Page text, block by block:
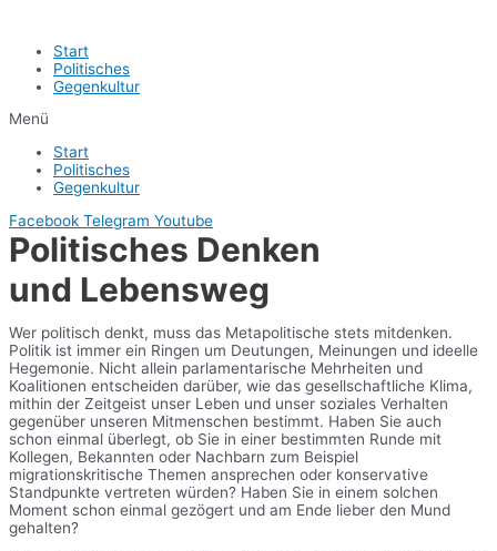
Start
Politisches
Gegenkultur
Menü
Start
Politisches
Gegenkultur
Facebook Telegram Youtube
Politisches Denken
und Lebensweg
Wer politisch denkt, muss das Metapolitische stets mitdenken.
Politik ist immer ein Ringen um Deutungen, Meinungen und ideelle
Hegemonie. Nicht allein parlamentarische Mehrheiten und
Koalitionen entscheiden darüber, wie das gesellschaftliche Klima,
mithin der Zeitgeist unser Leben und unser soziales Verhalten
gegenüber unseren Mitmenschen bestimmt. Haben Sie auch
schon einmal überlegt, ob Sie in einer bestimmten Runde mit
Kollegen, Bekannten oder Nachbarn zum Beispiel
migrationskritische Themen ansprechen oder konservative
Standpunkte vertreten würden? Haben Sie in einem solchen
Moment schon einmal gezögert und am Ende lieber den Mund
gehalten?